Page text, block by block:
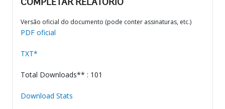
COMPLETAR RELATÓRIO
Versão oficial do documento (pode conter assinaturas, etc.)
PDF oficial
TXT*
Total Downloads** : 101
Download Stats